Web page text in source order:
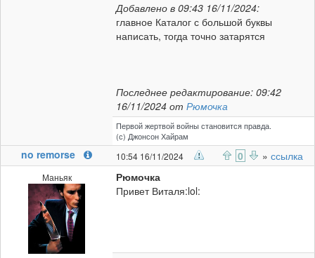
Добавлено в 09:43 16/11/2024:
главное Каталог с большой буквы
написать, тогда точно затарятся
Последнее редактирование: 09:42
16/11/2024 от Рюмочка
Первой жертвой войны становится правда.
(с) Джонсон Хайрам
no remorse 10:54 16/11/2024 0 » ссылка
Маньяк
Рюмочка
Привет Виталя:lol: